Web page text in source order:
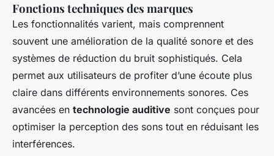
Fonctions techniques des marques
Les fonctionnalités varient, mais comprennent
souvent une amélioration de la qualité sonore et des
systèmes de réduction du bruit sophistiqués. Cela
permet aux utilisateurs de profiter d’une écoute plus
claire dans différents environnements sonores. Ces
avancées en technologie auditive sont conçues pour
optimiser la perception des sons tout en réduisant les
interférences.